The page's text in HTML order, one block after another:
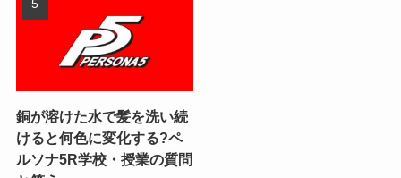
銅が溶けた水で髪を洗い続
けると何色に変化する?ペ
ルソナ5R学校・授業の質問